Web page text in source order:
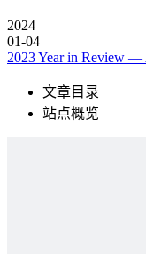
2024
01-04
2023 Year in Review —
文章目录
站点概览